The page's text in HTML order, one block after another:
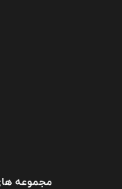
مجموعه